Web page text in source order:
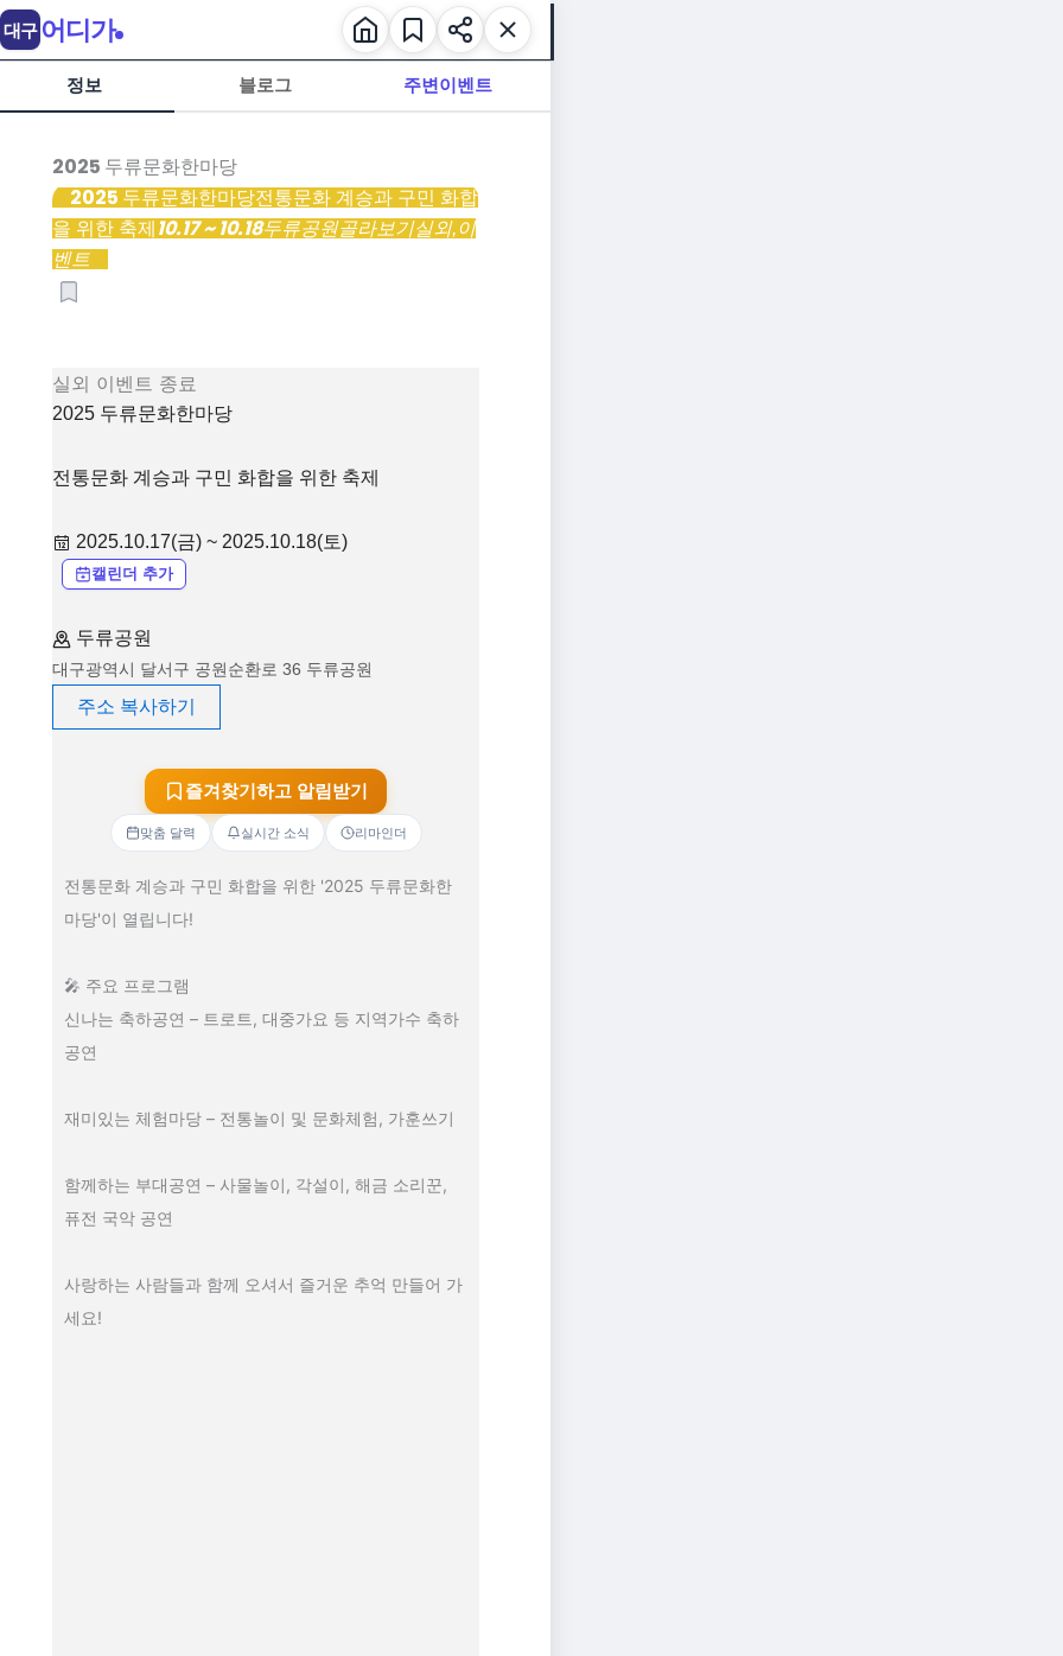
정보 블로그 주변이벤트
2025 두류문화한마당
2025 두류문화한마당전통문화 계승과 구민 화합
을 위한 축제 10.17 ~ 10.18두류공원골라보기실외,이
벤트
실외 이벤트 종료
2025 두류문화한마당
전통문화 계승과 구민 화합을 위한 축제
2025.10.17(금) ~ 2025.10.18(토)
캘린더 추가
두류공원
대구광역시 달서구 공원순환로 36 두류공원
주소 복사하기
즐겨찾기하고 알림받기
맞춤 달력 실시간 소식 리마인더
전통문화 계승과 구민 화합을 위한 '2025 두류문화한
마당'이 열립니다!
🎤 주요 프로그램
신나는 축하공연 – 트로트, 대중가요 등 지역가수 축하
공연
재미있는 체험마당 – 전통놀이 및 문화체험, 가훈쓰기
함께하는 부대공연 – 사물놀이, 각설이, 해금 소리꾼,
퓨전 국악 공연
사랑하는 사람들과 함께 오셔서 즐거운 추억 만들어 가
세요!
대구 어디가